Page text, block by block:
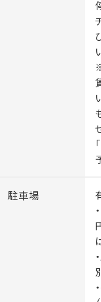
（
お気軽にお問合せ下
駐車場